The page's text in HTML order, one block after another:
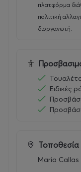
πλατφόρμα
πολιτική
διοργανωτή.
Ειδικές
Τοποθεσία
Maria Callas